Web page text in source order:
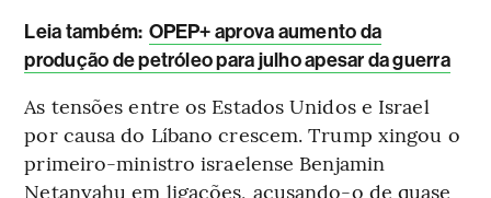
Leia também: OPEP+ aprova aumento da
produção de petróleo para julho apesar da guerra
As tensões entre os Estados Unidos e Israel
por causa do Líbano crescem. Trump xingou o
primeiro-ministro israelense Benjamin
Netanyahu em ligações, acusando-o de quase